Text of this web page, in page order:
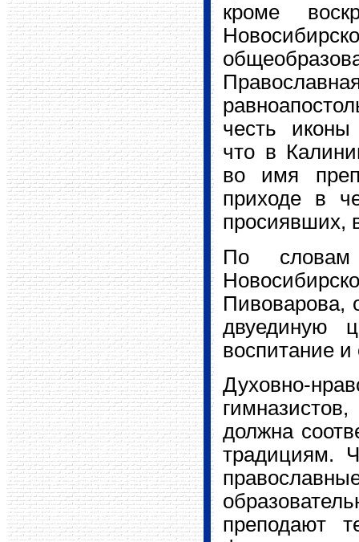
кроме
честь
что в
во имя
приходе в
просиявших,
По словам
Пивоварова,
двуединую
воспитание
Духовно-
должна
традициям.
преподают